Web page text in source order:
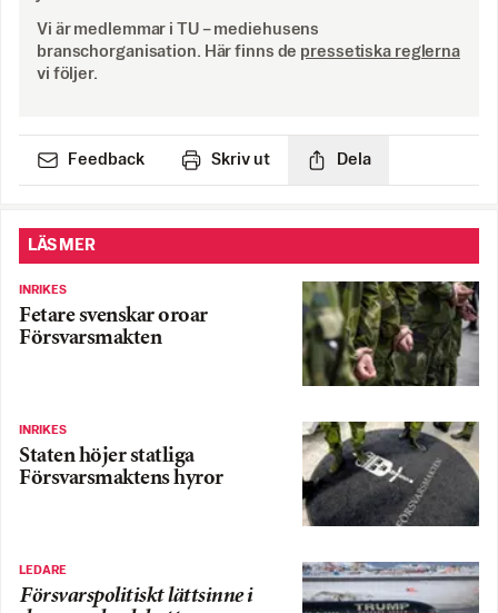
Vi är medlemmar i TU – mediehusens
branschorganisation. Här finns de pressetiska reglerna
vi följer.
Feedback Skriv ut Dela
LÄS MER
INRIKES
Fetare svenskar oroar
Försvarsmakten
INRIKES
Staten höjer statliga
Försvarsmaktens hyror
LEDARE
Försvarspolitiskt lättsinne i